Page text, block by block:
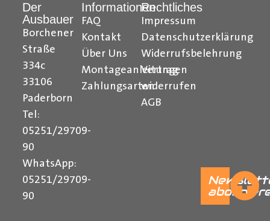
verständlich erklärt.
Ihr Team vonDer Ausbauer
Formularbeginn
Der
Ausbauer
Borchener
Straße
334c
33106
Paderborn
Tel:
05251/29709-
90
WhatsApp:
05251/29709-
90
Informationen
FAQ
Kontakt
Über Uns
Montageanleitungen
Zahlungsarten
Rechtliches
Impressum
Datenschutzerklärung
Widerrufsbelehrung
Vertrag
widerrufen
AGB